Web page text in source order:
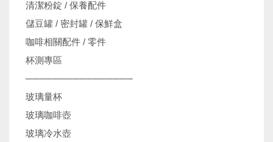
清潔粉錠 / 保養配件
儲豆罐 / 密封罐 / 保鮮盒
咖啡相關配件 / 零件
杯測專區
────────────────
玻璃量杯
玻璃咖啡壺
玻璃冷水壺